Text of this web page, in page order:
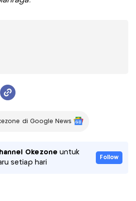
di Google News
Okezone untuk
setiap hari
Follow